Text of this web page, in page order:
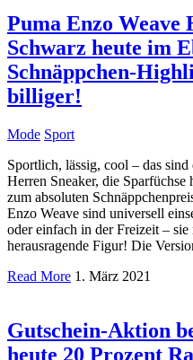
Puma Enzo Weave
Schwarz heute im
Schnäppchen-
billiger!
Mode Sport
Sportlich, lässig, cool – das
Herren Sneaker, die
zum absoluten
Enzo Weave sind universell
oder einfach in der Freizeit –
herausragende Figur! Die
Read More 1. März 2021
Gutschein-Aktion
heute 20 Prozent